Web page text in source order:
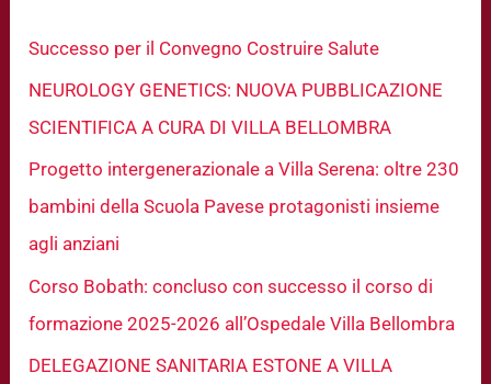
Successo per il Convegno Costruire Salute
NEUROLOGY GENETICS: NUOVA PUBBLICAZIONE
SCIENTIFICA A CURA DI VILLA BELLOMBRA
Progetto intergenerazionale a Villa Serena: oltre 230
bambini della Scuola Pavese protagonisti insieme
agli anziani
Corso Bobath: concluso con successo il corso di
formazione 2025-2026 all’Ospedale Villa Bellombra
DELEGAZIONE SANITARIA ESTONE A VILLA